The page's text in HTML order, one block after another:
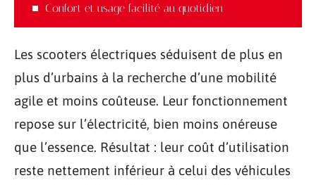
Confort et usage facilité au quotidien
Les scooters électriques séduisent de plus en
plus d’urbains à la recherche d’une mobilité
agile et moins coûteuse. Leur fonctionnement
repose sur l’électricité, bien moins onéreuse
que l’essence. Résultat : leur coût d’utilisation
reste nettement inférieur à celui des véhicules